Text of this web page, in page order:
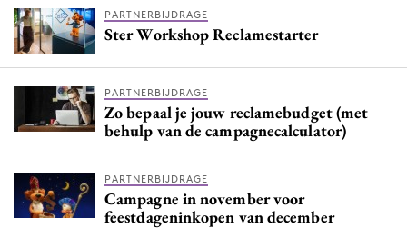
PARTNERBIJDRAGE
Ster Workshop Reclamestarter
PARTNERBIJDRAGE
Zo bepaal je jouw reclamebudget (met
behulp van de campagnecalculator)
PARTNERBIJDRAGE
Campagne in november voor
feestdageninkopen van december